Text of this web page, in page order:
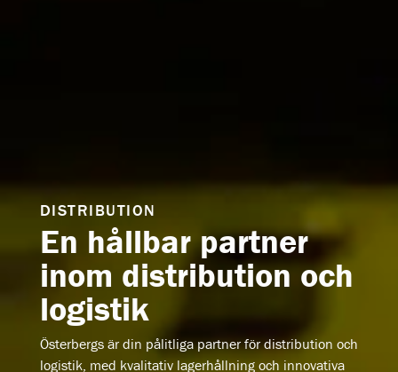
DISTRIBUTION
En hållbar partner
inom distribution och
logistik
Österbergs är din pålitliga partner för distribution och
logistik, med kvalitativ lagerhållning och innovativa